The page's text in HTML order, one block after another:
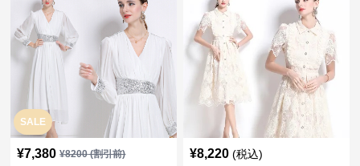
SALE
¥7,380 ¥8200(割引前) ¥8,220 (税込)